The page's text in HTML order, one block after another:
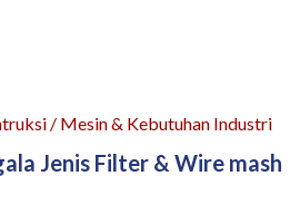
/ Mesin & Kebutuhan Industri
Jenis Filter & Wire mash